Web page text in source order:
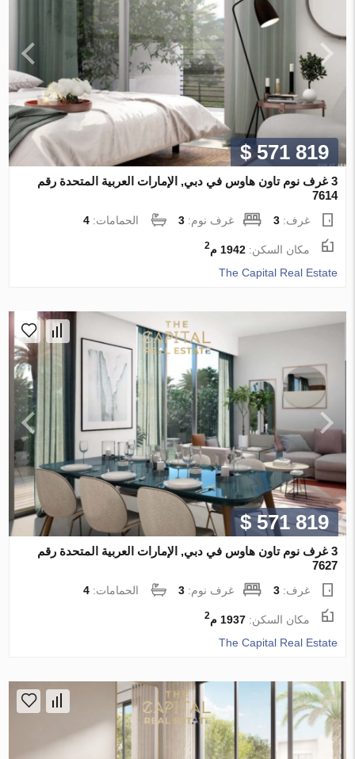
$ 571 819
3 غرف نوم تاون هاوس في دبي, الإمارات العربية المتحدة رقم
7614
غرف:3 غرف نوم:3 الحمامات:4
مكان السكن:1942 م 2
The Capital Real Estate
$ 571 819
3 غرف نوم تاون هاوس في دبي, الإمارات العربية المتحدة رقم
7627
غرف:3 غرف نوم:3 الحمامات:4
مكان السكن:1937 م 2
The Capital Real Estate